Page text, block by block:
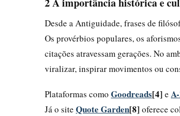
Desde a Antiguidade, frases de
Os provérbios populares, os
citações atravessam gerações. No
viralizar, inspirar movimentos ou
Plataformas como Goodreads[4] e
Já o site Quote Garden[8] oferece